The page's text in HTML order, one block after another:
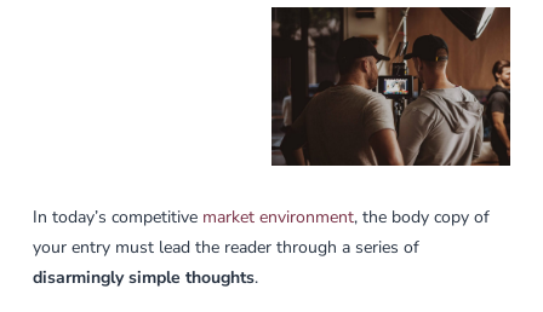
In today’s competitive market environment, the body copy of
your entry must lead the reader through a series of
disarmingly simple thoughts.